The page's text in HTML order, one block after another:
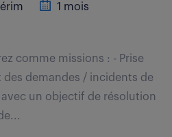
1 mois
comme missions : - Prise
demandes / incidents de
avec un objectif de résolution